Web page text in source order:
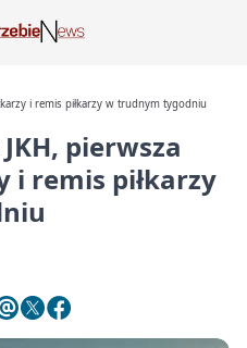
i remis piłkarzy w trudnym tygodniu
pierwsza
i remis piłkarzy